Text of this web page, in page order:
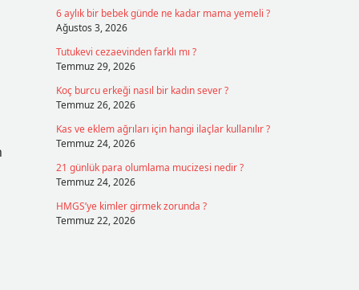
6 aylık bir bebek günde ne kadar mama yemeli ?
Ağustos 3, 2026
Tutukevi cezaevinden farklı mı ?
Temmuz 29, 2026
Koç burcu erkeği nasıl bir kadın sever ?
Temmuz 26, 2026
Kas ve eklem ağrıları için hangi ilaçlar kullanılır ?
Temmuz 24, 2026
21 günlük para olumlama mucizesi nedir ?
Temmuz 24, 2026
HMGS’ye kimler girmek zorunda ?
Temmuz 22, 2026